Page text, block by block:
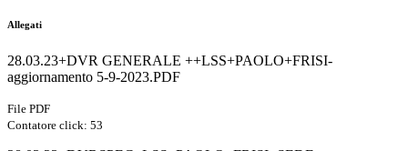
Allegati
28.03.23+DVR GENERALE ++LSS+PAOLO+FRISI-
aggiornamento 5-9-2023.PDF
File PDF
Contatore click: 53